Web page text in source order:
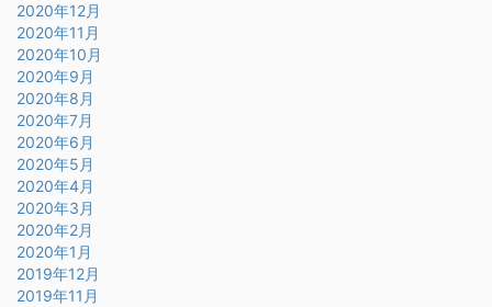
2020年12月
2020年11月
2020年10月
2020年9月
2020年8月
2020年7月
2020年6月
2020年5月
2020年4月
2020年3月
2020年2月
2020年1月
2019年12月
2019年11月